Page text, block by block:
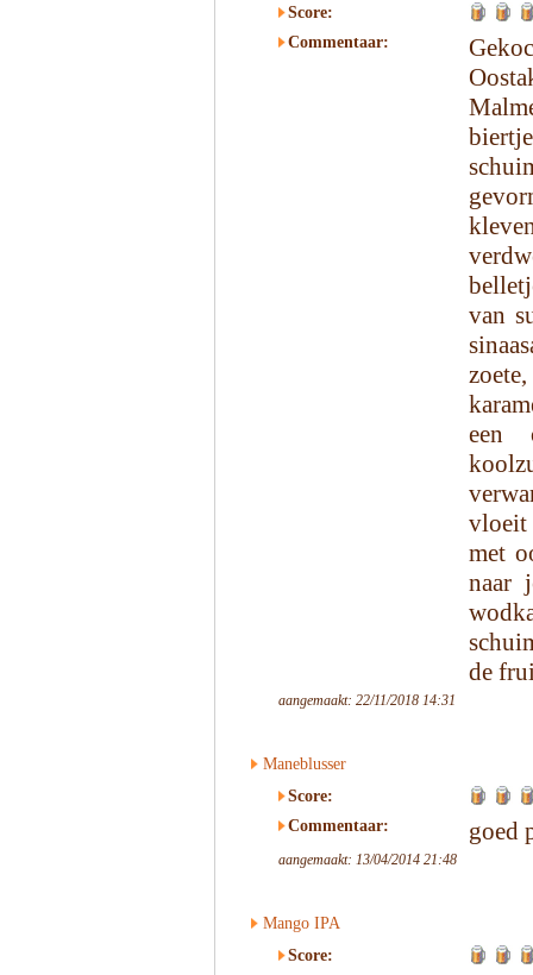
Score:
Commentaar:
van
een
met
naar
de
aangemaakt: 22/11/2018 14:31
Maneblusser
Score:
Commentaar:
goed
aangemaakt: 13/04/2014 21:48
Mango IPA
Score: